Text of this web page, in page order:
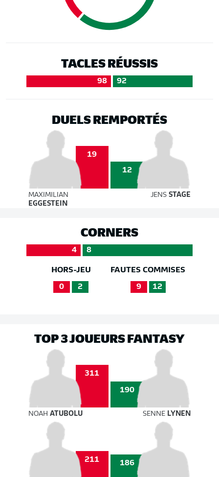
TACLES RÉUSSIS
98 92
DUELS REMPORTÉS
19
12
MAXIMILIAN
EGGESTEIN
JENSSTAGE
CORNERS
4 8
HORS-JEU
0 2
FAUTES COMMISES
9 12
TOP 3 JOUEURS FANTASY
311
190
NOAH ATUBOLU SENNE LYNEN
211 186